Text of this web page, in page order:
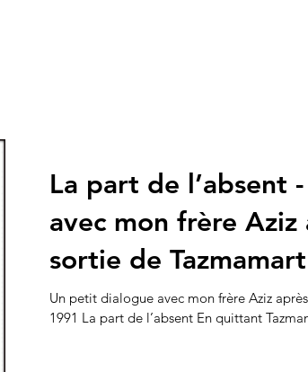
La part de l’absent
avec mon frère Aziz
sortie de Tazmamart
Un petit dialogue avec mon frère Aziz après
1991 La part de l’absent En